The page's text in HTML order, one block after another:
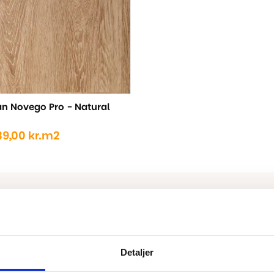
Detaljer
Novego Pro - Natural
kr.m2